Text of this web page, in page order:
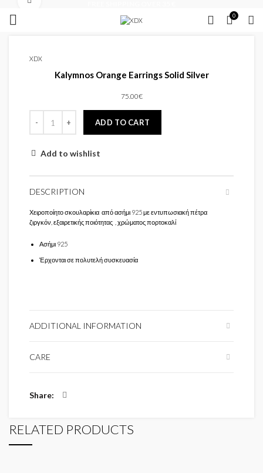
0
XDX
Kalymnos Orange Earrings Solid Silver
75.00€
ADD TO CART
Add to wishlist
DESCRIPTION
Χειροποίητο σκουλαρίκια από ασήμι 925 με εντυπωσιακή πέτρα
ζιργκόν, εξαιρετικής ποιότητας , χρώματος πορτοκαλί
Ασήμι 925
Έρχονται σε πολυτελή συσκευασία
ADDITIONAL INFORMATION
CARE
Share
RELATED PRODUCTS